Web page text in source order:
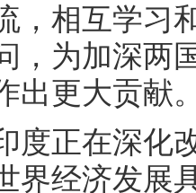
，相互学习
，为加深两
出更大贡献
正在深化改
界经济发展